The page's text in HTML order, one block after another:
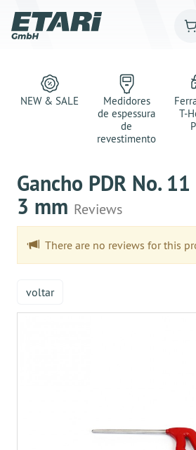
NEW & SALE
Medidores
de espessura
de
revestimento
T-
Gancho PDR No.
3 mm Reviews
There are no reviews for this
voltar